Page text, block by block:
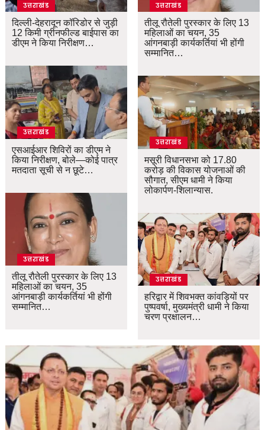
उत्तराखंड
दिल्ली-देहरादून कॉरिडोर से जुड़ी
12 किमी ग्रीनफील्ड बाईपास का
डीएम ने किया निरीक्षण…
उत्तराखंड
एसआईआर शिविरों का डीएम ने
किया निरीक्षण, बोले—कोई पात्र
मतदाता सूची से न छूटे…
उत्तराखंड
तीलू रौतेली पुरस्कार के लिए 13
महिलाओं का चयन, 35
आंगनबाड़ी कार्यकर्तियां भी होंगी
सम्मानित…
उत्तराखंड
तीलू रौतेली पुरस्कार के लिए 13
महिलाओं का चयन, 35
आंगनबाड़ी कार्यकर्तियां भी होंगी
सम्मानित…
उत्तराखंड
मसूरी विधानसभा को 17.80
करोड़ की विकास योजनाओं की
सौगात, सीएम धामी ने किया
लोकार्पण-शिलान्यास.
उत्तराखंड
हरिद्वार में शिवभक्त कांवड़ियों पर
पुष्पवर्षा, मुख्यमंत्री धामी ने किया
चरण प्रक्षालन…